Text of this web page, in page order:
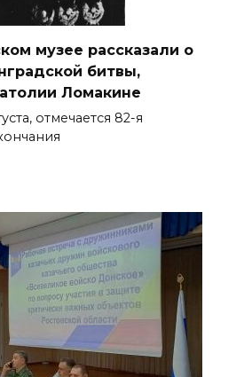
музее рассказали о
битвы,
Ломакине
отмечается 82-я